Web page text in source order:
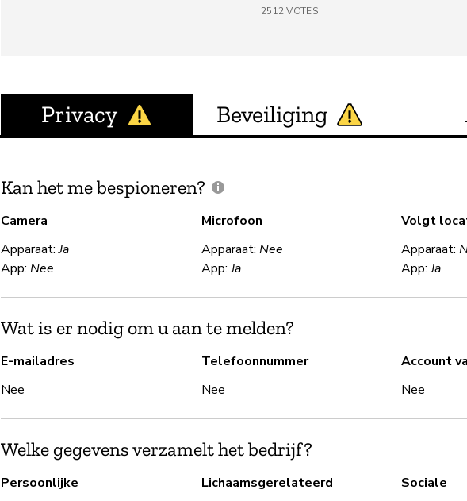
2512VOTES
Privacy Beveiliging
Kan het me bespioneren?
Camera
Apparaat:Ja
App: Nee
Microfoon
Apparaat: Nee
App:Ja
Volgt
Apparaat:
App:Ja
Wat is er nodig om u aan te melden?
E-mailadres
Nee
Telefoonnummer
Nee
Account
Nee
Welke gegevens verzamelt het bedrijf?
Persoonlijke
Lichaamsgerelateerd Sociale